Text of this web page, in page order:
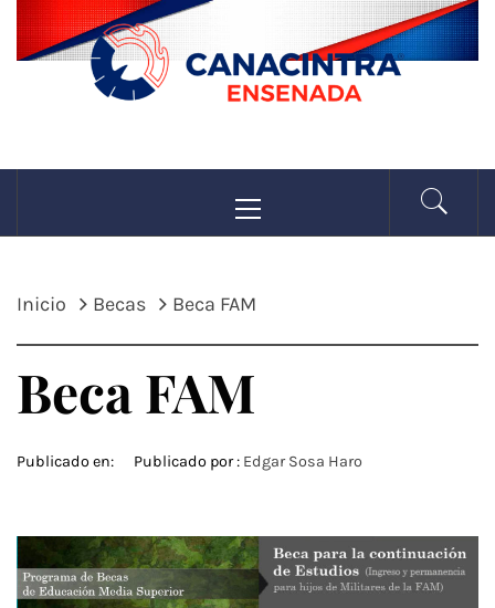
Saltar
contenido
CANACINTRA
ENSENADA
principal
Inicio Becas Beca FAM
Beca FAM
Publicado en: Publicado por : Edgar Sosa Haro